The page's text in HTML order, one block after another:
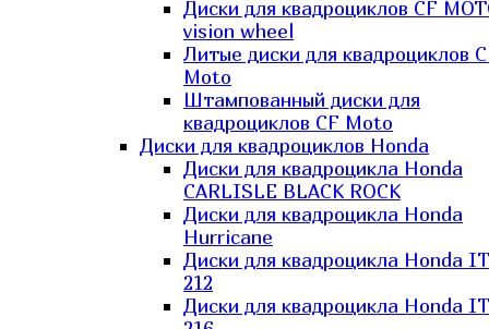
Диски для квадроциклов CF
vision wheel
Литые диски для квадроциклов
Moto
Штампованный диски для
квадроциклов CF Moto
Диски для квадроциклов Honda
Диски для квадроцикла Honda
CARLISLE BLACK ROCK
Диски для квадроцикла Honda
Hurricane
Диски для квадроцикла Honda
212
Диски для квадроцикла Honda